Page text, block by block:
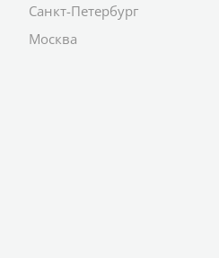
Санкт-Петербург
Москва